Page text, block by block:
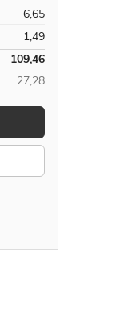
6,65
1,49
109,46
27,28